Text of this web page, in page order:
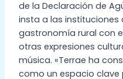
de la Declaración de
insta a las instituciones
gastronomía rural con
otras expresiones
música. «Terrae ha
como un espacio